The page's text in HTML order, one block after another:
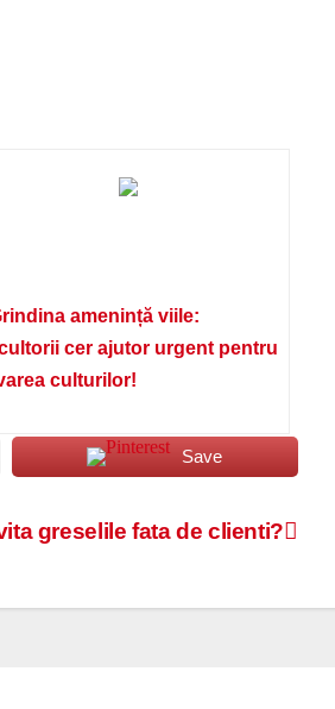
amenință viile:
cer ajutor urgent pentru
culturilor!
Save
greselile fata de clienti?